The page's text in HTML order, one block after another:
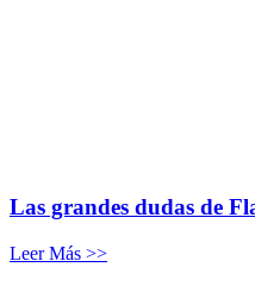
Las grandes dudas de
Leer Más >>